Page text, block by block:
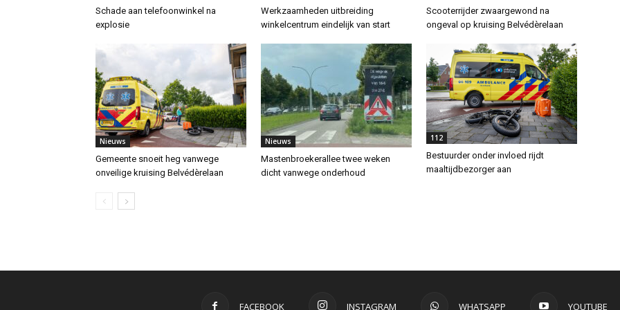
Schade aan telefoonwinkel na
explosie
Werkzaamheden uitbreiding
winkelcentrum eindelijk van start
Scooterrijder zwaargewond na
ongeval op kruising Belvédèrelaan
Nieuws
Gemeente snoeit heg vanwege
onveilige kruising Belvédèrelaan
Nieuws
Mastenbroekerallee twee weken
dicht vanwege onderhoud
112
Bestuurder onder invloed rijdt
maaltijdbezorger aan
FACEBOOK INSTAGRAM WHATSAPP YOUTUBE